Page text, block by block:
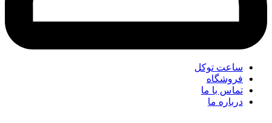
ساعت توکل
فروشگاه
تماس با ما
درباره ما